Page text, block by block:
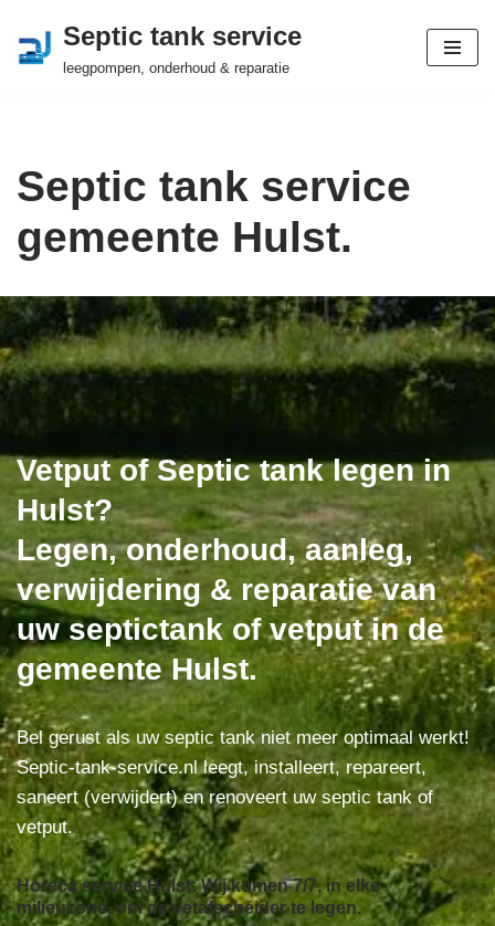
Ga
Septic tank service
leegpompen, onderhoud & reparatie
Septic tank service
gemeente Hulst.
Vetput of Septic tank legen in
Hulst?
Legen, onderhoud, aanleg,
verwijdering & reparatie van
uw septictank of vetput in de
gemeente Hulst.
Bel gerust als uw septic tank niet meer optimaal werkt!
Septic-tank-service.nl leegt, installeert, repareert,
saneert (verwijdert) en renoveert uw septic tank of
vetput.
Horeca service Hulst: Wij komen 7/7, in elke
milieuzone, om de vetafscheider te legen.